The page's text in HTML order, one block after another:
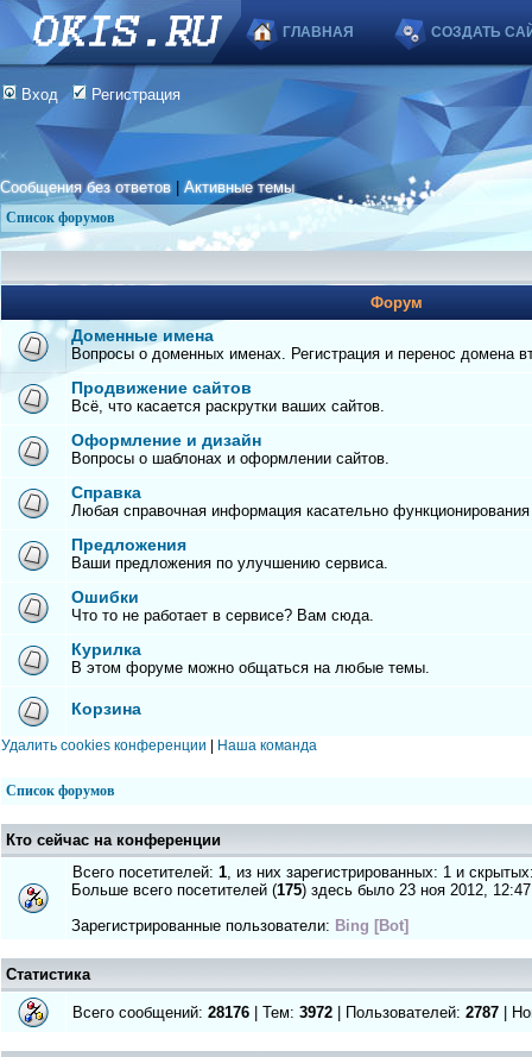
ГЛАВНАЯ СОЗДАТЬ
Вход Регистрация
Сообщения без ответов |Активные темы
Список форумов
Форум
Доменные имена
Вопросы о доменных именах. Регистрация и перенос домена
Продвижение сайтов
Всё, что касается раскрутки ваших сайтов.
Оформление и дизайн
Вопросы о шаблонах и оформлении сайтов.
Справка
Любая справочная информация касательно
Предложения
Ваши предложения по улучшению сервиса.
Ошибки
Что то не работает в сервисе? Вам сюда.
Курилка
В этом форуме можно общаться на любые темы.
Корзина
Удалить cookies конференции Наша команда
Список форумов
Кто сейчас на конференции
Всего посетителей: 1, из них зарегистрированных: 1 и
Больше всего посетителей (175) здесь было 23 ноя 2012, 12:47
Зарегистрированные пользователи: Bing [Bot]
Статистика
Всего сообщений: 28176 | Тем: 3972 | Пользователей: 2787 |